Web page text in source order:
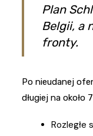
Plan
Belgii, a
fronty.
Po nieudanej
długiej na
Rozległe